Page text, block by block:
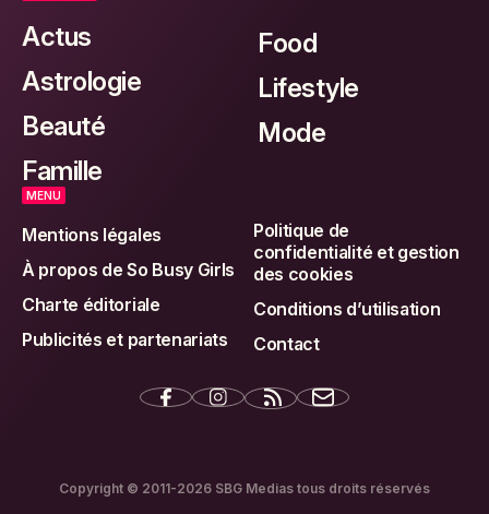
Actus
Astrologie
Beauté
Famille
Food
Lifestyle
Mode
MENU
Mentions légales
À propos de So Busy Girls
Charte éditoriale
Publicités et partenariats
Politique de
confidentialité et gestion
des cookies
Conditions d’utilisation
Contact
Copyright © 2011-2026 SBG Medias tous droits réservés